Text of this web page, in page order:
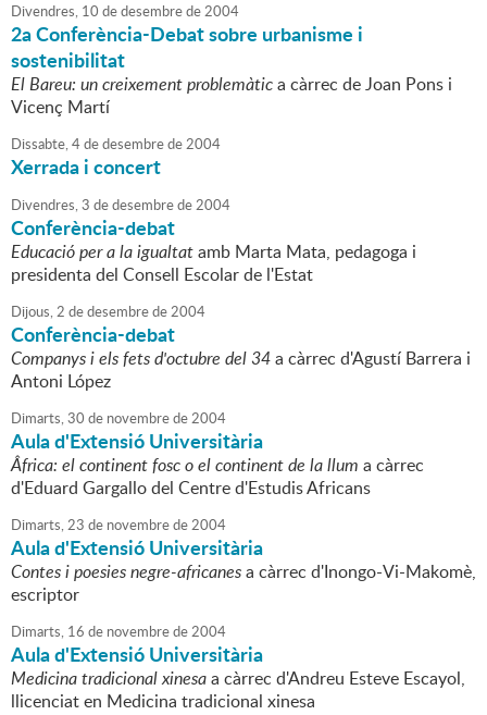
Divendres, 10 dedesembrede2004
2a Conferència-Debat sobre urbanisme i
sostenibilitat
El Bareu: un creixement problemàtica càrrec de Joan Pons i
Vicenç Martí
Dissabte,4dedesembrede2004
Xerrada i concert
Divendres,3 dedesembrede2004
Conferència-debat
Educació per a la igualtatamb Marta Mata, pedagoga i
presidenta del Consell Escolar de l'Estat
Dijous,2 dedesembrede2004
Conferència-debat
Companys i els fets d'octubre del 34a càrrec d'Agustí Barrera i
Antoni López
Dimarts,30 de novembrede2004
Aula d'Extensió Universitària
Âfrica: el continent fosc o el continent de la llum a càrrec
d'Eduard Gargallo del Centre d'Estudis Africans
Dimarts,23 de novembrede2004
Aula d'Extensió Universitària
Contes i poesies negre-africanesa càrrec d'Inongo-Vi-Makomè,
escriptor
Dimarts, 16 de novembrede2004
Aula d'Extensió Universitària
Medicina tradicional xinesaa càrrec d'Andreu Esteve Escayol,
llicenciat en Medicina tradicional xinesa